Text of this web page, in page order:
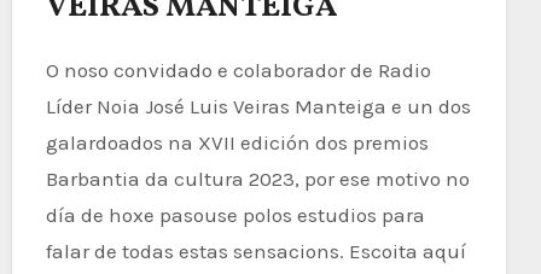
O noso convidado e colaborador de Radio
Líder Noia José Luis Veiras Manteiga e un dos
galardoados na XVII edición dos premios
Barbantia da cultura 2023, por ese motivo no
día de hoxe pasouse polos estudios para
falar de todas estas sensacions. Escoita aquí